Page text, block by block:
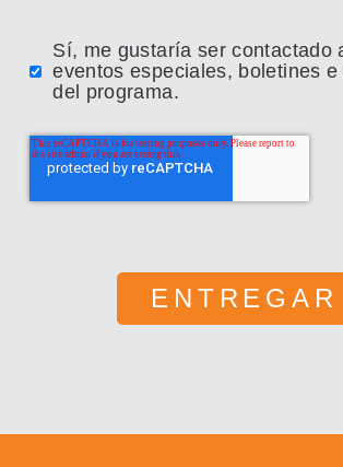
Sí, me gustaría ser contactado
eventos especiales, boletines e
del programa.